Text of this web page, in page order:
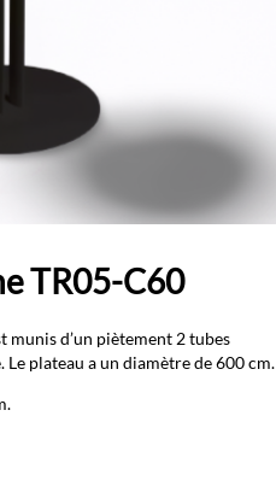
TR05-C60
munis d’un piètement 2 tubes
plateau a un diamètre de 600 cm.